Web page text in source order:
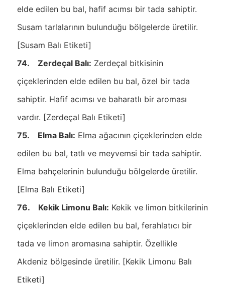
elde edilen bu bal, hafif acımsı bir tada sahiptir.
Susam tarlalarının bulunduğu bölgelerde üretilir.
[Susam Balı Etiketi]
74. Zerdeçal Balı: Zerdeçal bitkisinin
çiçeklerinden elde edilen bu bal, özel bir tada
sahiptir. Hafif acımsı ve baharatlı bir aroması
vardır. [Zerdeçal Balı Etiketi]
75. Elma Balı: Elma ağacının çiçeklerinden elde
edilen bu bal, tatlı ve meyvemsi bir tada sahiptir.
Elma bahçelerinin bulunduğu bölgelerde üretilir.
[Elma Balı Etiketi]
76. Kekik Limonu Balı: Kekik ve limon bitkilerinin
çiçeklerinden elde edilen bu bal, ferahlatıcı bir
tada ve limon aromasına sahiptir. Özellikle
Akdeniz bölgesinde üretilir. [Kekik Limonu Balı
Etiketi]